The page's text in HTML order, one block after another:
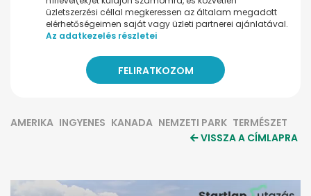
üzletszerzési céllal megkeressen az általam megadott
elérhetőségeimen saját vagy üzleti partnerei ajánlatával.
Az adatkezelés részletei
AMERIKA INGYENES KANADA NEMZETI PARK TERMÉSZET
VISSZA A CÍMLAPRA